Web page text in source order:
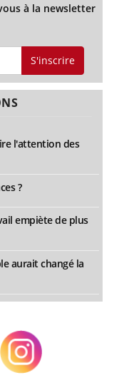
à la newsletter
S'inscrire
l'attention des
?
empiète de plus
aurait changé la